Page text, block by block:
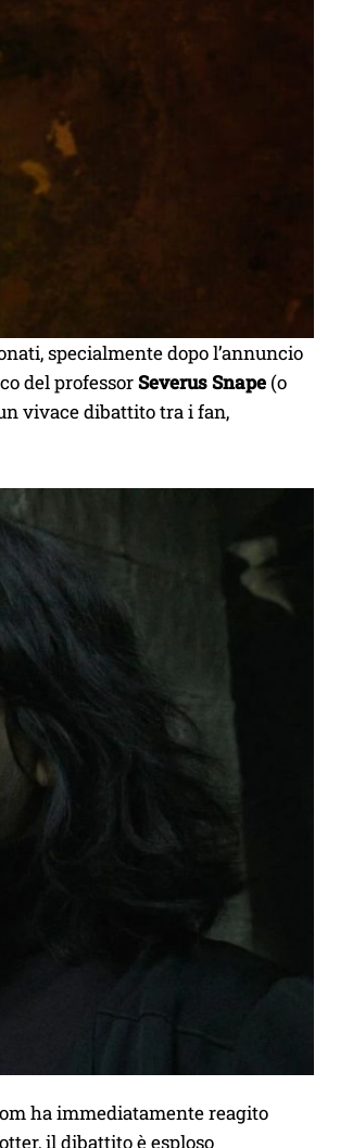
specialmente dopo l’annuncio
del professorSeverus Snape (o
vivace dibattito tra i fan,
ha immediatamente reagito
il dibattito è esploso